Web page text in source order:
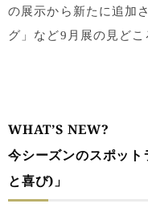
の展示から新たに追加
グ」など9月展の見ど
WHAT’S NEW?
今シーズンのスポッ
と喜び)」